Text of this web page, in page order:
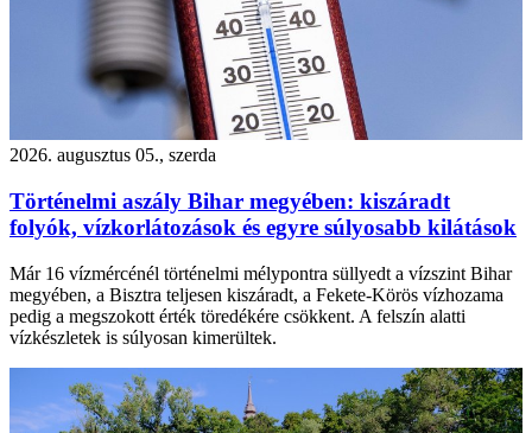
2026. augusztus 05., szerda
Történelmi aszály Bihar megyében: kiszáradt
folyók, vízkorlátozások és egyre súlyosabb kilátások
Már 16 vízmércénél történelmi mélypontra süllyedt a vízszint Bihar
megyében, a Bisztra teljesen kiszáradt, a Fekete-Körös vízhozama
pedig a megszokott érték töredékére csökkent. A felszín alatti
vízkészletek is súlyosan kimerültek.